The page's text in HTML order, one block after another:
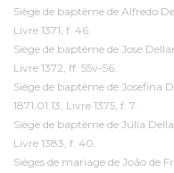
Siège de baptême de Alfredo
Livre 1371, f. 46.
Siège de baptême de José
Livre 1372, ff. 55v-56.
Siège de baptême de Josefina
1871.01.13, Livre 1375, f. 7.
Siège de baptême de Júlia
Livre 1383, f. 40.
Sièges de mariage de João de